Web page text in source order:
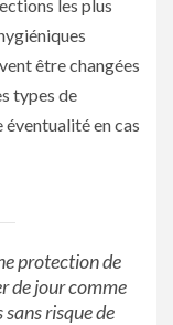
les plus
être changées
types de
en cas
protection de
de jour comme
risque de